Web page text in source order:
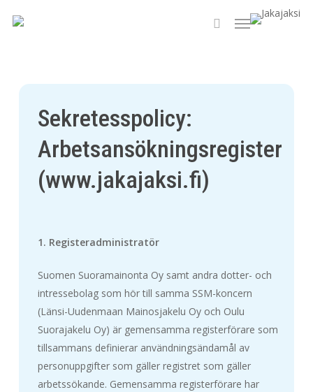
Menu
Sekretesspolicy:
Arbetsansökningsregister
(www.jakajaksi.fi)
1. Registeradministratör
Suomen Suoramainonta Oy samt andra dotter- och
intressebolag som hör till samma SSM-koncern
(Länsi-Uudenmaan Mainosjakelu Oy och Oulu
Suorajakelu Oy) är gemensamma registerförare som
tillsammans definierar användningsändamål av
personuppgifter som gäller registret som gäller
arbetssökande. Gemensamma registerförare har